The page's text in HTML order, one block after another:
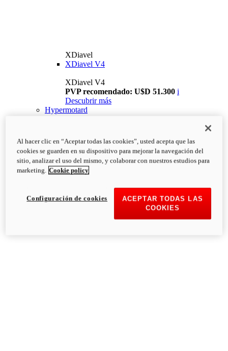
XDiavel
XDiavel V4
XDiavel V4
PVP recomendado: U$D 51.300 i
Descubrir más
Hypermotard
Al hacer clic en “Aceptar todas las cookies”, usted acepta que las
cookies se guarden en su dispositivo para mejorar la navegación del
sitio, analizar el uso del mismo, y colaborar con nuestros estudios para
marketing. Cookie policy
ACEPTAR TODAS LAS
COOKIES
Configuración de cookies